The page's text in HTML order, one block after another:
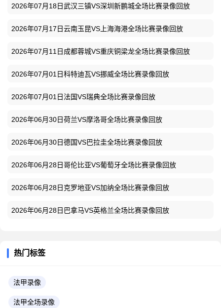
2026年07月18日武汉三镇VS深圳新鹏城全场比赛录像回放
2026年07月17日云南玉昆VS上海海港全场比赛录像回放
2026年07月11日成都蓉城VS重庆铜梁龙全场比赛录像回放
2026年07月01日科特迪瓦VS挪威全场比赛录像回放
2026年07月01日法国VS瑞典全场比赛录像回放
2026年06月30日荷兰VS摩洛哥全场比赛录像回放
2026年06月30日德国VS巴拉圭全场比赛录像回放
2026年06月28日哥伦比亚VS葡萄牙全场比赛录像回放
2026年06月28日克罗地亚VS加纳全场比赛录像回放
2026年06月28日巴拿马VS英格兰全场比赛录像回放
热门标签
法甲录像
法甲全场录像